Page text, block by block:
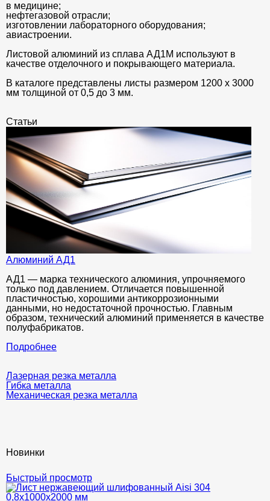
в медицине;
нефтегазовой отрасли;
изготовлении лабораторного оборудования;
авиастроении.
Листовой алюминий из сплава АД1М используют в
качестве отделочного и покрывающего материала.
В каталоге представлены листы размером 1200 х 3000
мм толщиной от 0,5 до 3 мм.
Статьи
Алюминий АД1
АД1 — марка технического алюминия, упрочняемого
только под давлением. Отличается повышенной
пластичностью, хорошими антикоррозионными
данными, но недостаточной прочностью. Главным
образом, технический алюминий применяется в качестве
полуфабрикатов.
Подробнее
Лазерная резка металла
Гибка металла
Механическая резка металла
Новинки
Быстрый просмотр